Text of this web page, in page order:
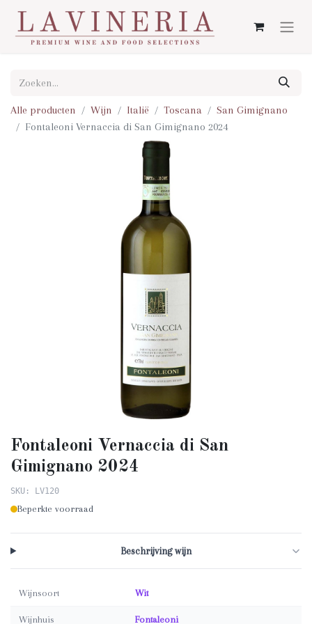
Alle producten Wijn Italië Toscana
San Gimignano
Fontaleoni Vernaccia di San Gimignano 2024
Fontaleoni Vernaccia di San
Gimignano 2024
SKU: LV120
Beperkte voorraad
Beschrijving wijn
Wijnsoort Wit
Wijnhuis Fontaleoni